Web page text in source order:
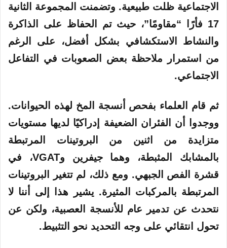
الاجتماعية ظلت طبيعية. وتضمنت المجموعة الثانية
17 فأرًا “مقاومًا”، حيث تم الحفاظ على الذاكرة
والنشاط الاستكشافي بشكل أفضل، على الرغم
من استمرار ملاحظة بعض الصعوبات في التفاعل
الاجتماعي.
ثم قام العلماء بفحص أنسجة المخ لهذه الحيوانات.
ووجدوا أن الفئران الضعيفة إدراكيًا لديها مستويات
متزايدة من اثنين من البروتينات المرتبطة
بالمشابك المثبطة، وهما جيفرين وVGAT، في
قشرة الفص الجبهي. ومع ذلك، لم تتغير البروتينات
المرتبطة بالمركبات المثيرة. يشير هذا إلى أننا لا
نتحدث عن تدمير عام للأنسجة العصبية، ولكن عن
تحول انتقائي على وجه التحديد نحو التثبيط.